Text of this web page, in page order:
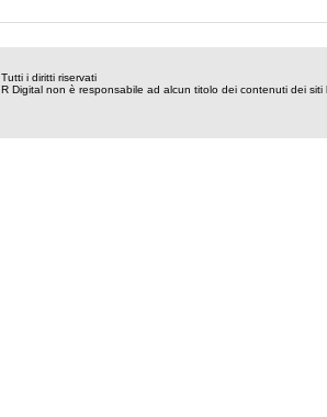
Tutti i diritti riservati
R Digital non è responsabile ad alcun titolo dei contenuti dei siti